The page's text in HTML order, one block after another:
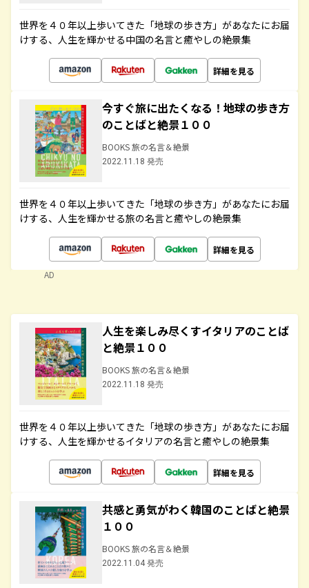
世界を４０年以上歩いてきた「地球の歩き方」があなたにお届
けする、人生を輝かせる中国の名言と癒やしの絶景集
詳細を見る
今すぐ旅に出たくなる！地球の歩き方
のことばと絶景１００
BOOKS 旅の名言＆絶景
2022.11.18 発売
世界を４０年以上歩いてきた「地球の歩き方」があなたにお届
けする、人生を輝かせる旅の名言と癒やしの絶景集
詳細を見る
AD
人生を楽しみ尽くすイタリアのことば
と絶景１００
BOOKS 旅の名言＆絶景
2022.11.18 発売
世界を４０年以上歩いてきた「地球の歩き方」があなたにお届
けする、人生を輝かせるイタリアの名言と癒やしの絶景集
詳細を見る
共感と勇気がわく韓国のことばと絶景
１００
BOOKS 旅の名言＆絶景
2022.11.04 発売